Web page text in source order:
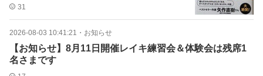
31
2026-08-03 10:41:21 ・ お知らせ
【お知らせ】8月11日開催レイキ練習会＆体験会は残席1
名さまです